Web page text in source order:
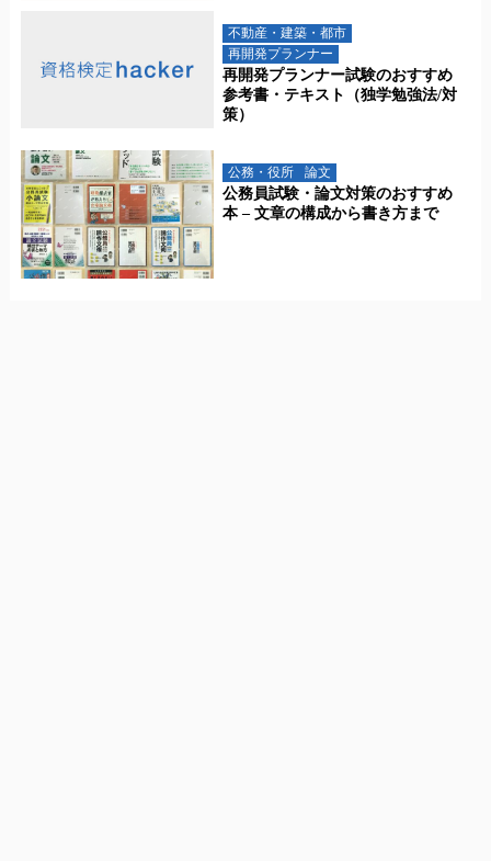
不動産・建築・都市
再開発プランナー
再開発プランナー試験のおすすめ
参考書・テキスト（独学勉強法/対
策）
公務・役所 論文
公務員試験・論文対策のおすすめ
本 – 文章の構成から書き方まで